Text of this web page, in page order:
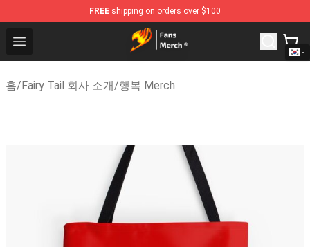
FREE shipping on orders over $100
Open menu
Fairy Tail Store - Official Fairy Tail Merchandise Shop
홈/Fairy Tail 회사 소개/행복 Merch